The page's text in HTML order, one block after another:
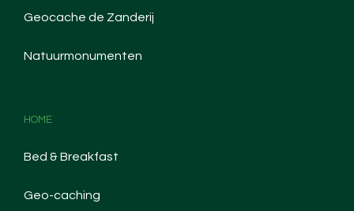
Geocache de Zanderij
Natuurmonumenten
HOME
Bed & Breakfast
Geo-caching